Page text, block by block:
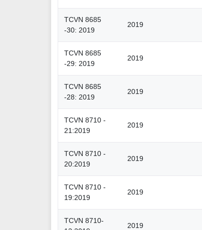
TCVN 8685
-30: 2019
2019
TCVN 8685
-29: 2019
2019
TCVN 8685
-28: 2019
2019
TCVN 8710 -
21:2019
2019
TCVN 8710 -
20:2019
2019
TCVN 8710 -
19:2019
2019
TCVN 8710-
2019